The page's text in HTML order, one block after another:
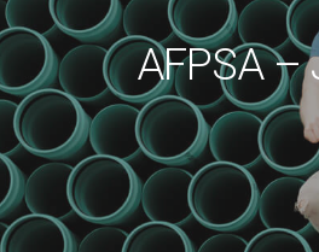
Hit enter to search or ESC to close
AFPSA –